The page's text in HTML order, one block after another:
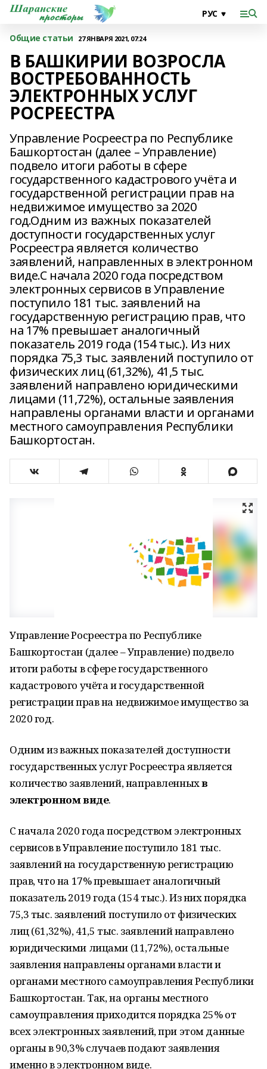
Общие статьи 27 ЯНВАРЯ 2021, 07:24
В БАШКИРИИ ВОЗРОСЛА
ВОСТРЕБОВАННОСТЬ
ЭЛЕКТРОННЫХ УСЛУГ
РОСРЕЕСТРА
Управление Росреестра по Республике
Башкортостан (далее – Управление)
подвело итоги работы в сфере
государственного кадастрового учёта и
государственной регистрации прав на
недвижимое имущество за 2020
год.Одним из важных показателей
доступности государственных услуг
Росреестра является количество
заявлений, направленных в электронном
виде.С начала 2020 года посредством
электронных сервисов в Управление
поступило 181 тыс. заявлений на
государственную регистрацию прав, что
на 17% превышает аналогичный
показатель 2019 года (154 тыс.). Из них
порядка 75,3 тыс. заявлений поступило от
физических лиц (61,32%), 41,5 тыс.
заявлений направлено юридическими
лицами (11,72%), остальные заявления
направлены органами власти и органами
местного самоуправления Республики
Башкортостан.
Управление Росреестра по Республике
Башкортостан (далее – Управление) подвело
итоги работы в сфере государственного
кадастрового учёта и государственной
регистрации прав на недвижимое имущество за
2020 год.
Одним из важных показателей доступности
государственных услуг Росреестра является
количество заявлений, направленныхв
электронном виде.
С начала 2020 года посредством электронных
сервисов в Управление поступило 181 тыс.
заявлений на государственную регистрацию
прав, что на 17% превышает аналогичный
показатель 2019 года (154 тыс.). Из них порядка
75,3 тыс. заявлений поступило от физических
лиц (61,32%), 41,5 тыс. заявлений направлено
юридическими лицами (11,72%), остальные
заявления направлены органами власти и
органами местного самоуправления Республики
Башкортостан. Так, на органы местного
самоуправления приходится порядка 25% от
всех электронных заявлений, при этом данные
органы в 90,3% случаев подают заявления
именно в электронном виде.